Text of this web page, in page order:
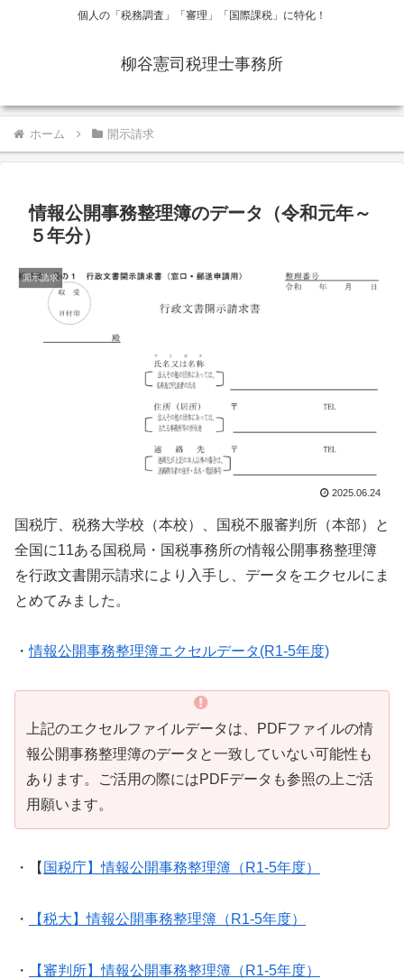
個人の「税務調査」「審理」「国際課税」に特化！
柳谷憲司税理士事務所
ホーム 開示請求
情報公開事務整理簿のデータ（令和元年～
５年分）
開示請求
2025.06.24
国税庁、税務大学校（本校）、国税不服審判所（本部）と
全国に11ある国税局・国税事務所の情報公開事務整理簿
を行政文書開示請求により入手し、データをエクセルにま
とめてみました。
・情報公開事務整理簿エクセルデータ(R1-5年度)
上記のエクセルファイルデータは、PDFファイルの情
報公開事務整理簿のデータと一致していない可能性も
あります。ご活用の際にはPDFデータも参照の上ご活
用願います。
・【 国税庁】情報公開事務整理簿（R1-5年度）
・ 【税大】情報公開事務整理簿（R1-5年度）
・ 【審判所】情報公開事務整理簿（R1-5年度）